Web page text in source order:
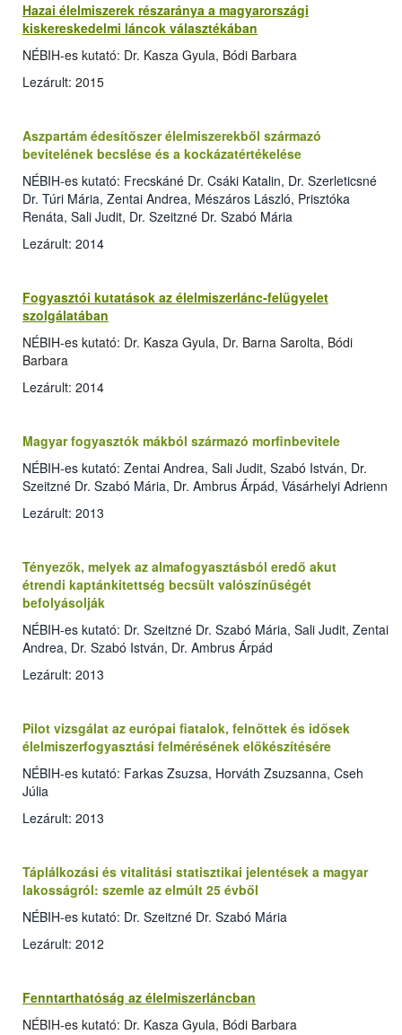
Hazai élelmiszerek részaránya a magyarországi
kiskereskedelmi láncok választékában
NÉBIH-es kutató: Dr. Kasza Gyula, Bódi Barbara
Lezárult: 2015
Aszpartám édesítőszer élelmiszerekből származó
bevitelének becslése és a kockázatértékelése
NÉBIH-es kutató: Frecskáné Dr. Csáki Katalin, Dr. Szerleticsné
Dr. Túri Mária, Zentai Andrea, Mészáros László, Prisztóka
Renáta, Sali Judit, Dr. Szeitzné Dr. Szabó Mária
Lezárult: 2014
Fogyasztói kutatások az élelmiszerlánc-felügyelet
szolgálatában
NÉBIH-es kutató: Dr. Kasza Gyula, Dr. Barna Sarolta, Bódi
Barbara
Lezárult: 2014
Magyar fogyasztók mákból származó morfinbevitele
NÉBIH-es kutató: Zentai Andrea, Sali Judit, Szabó István, Dr.
Szeitzné Dr. Szabó Mária, Dr. Ambrus Árpád, Vásárhelyi Adrienn
Lezárult: 2013
Tényezők, melyek az almafogyasztásból eredő akut
étrendi kaptánkitettség becsült valószínűségét
befolyásolják
NÉBIH-es kutató: Dr. Szeitzné Dr. Szabó Mária, Sali Judit, Zentai
Andrea, Dr. Szabó István, Dr. Ambrus Árpád
Lezárult: 2013
Pilot vizsgálat az európai fiatalok, felnőttek és idősek
élelmiszerfogyasztási felmérésének előkészítésére
NÉBIH-es kutató: Farkas Zsuzsa, Horváth Zsuzsanna, Cseh
Júlia
Lezárult: 2013
Táplálkozási és vitalitási statisztikai jelentések a magyar
lakosságról: szemle az elmúlt 25 évből
NÉBIH-es kutató: Dr. Szeitzné Dr. Szabó Mária
Lezárult: 2012
Fenntarthatóság az élelmiszerláncban
NÉBIH-es kutató: Dr. Kasza Gyula, Bódi Barbara